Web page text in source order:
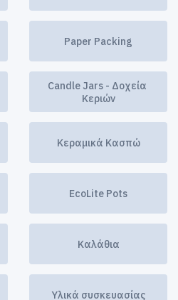
Paper Packing
Candle Jars - Δοχεία
Κεριών
Κεραμικά Κασπώ
EcoLite Pots
Καλάθια
Υλικά συσκευασίας